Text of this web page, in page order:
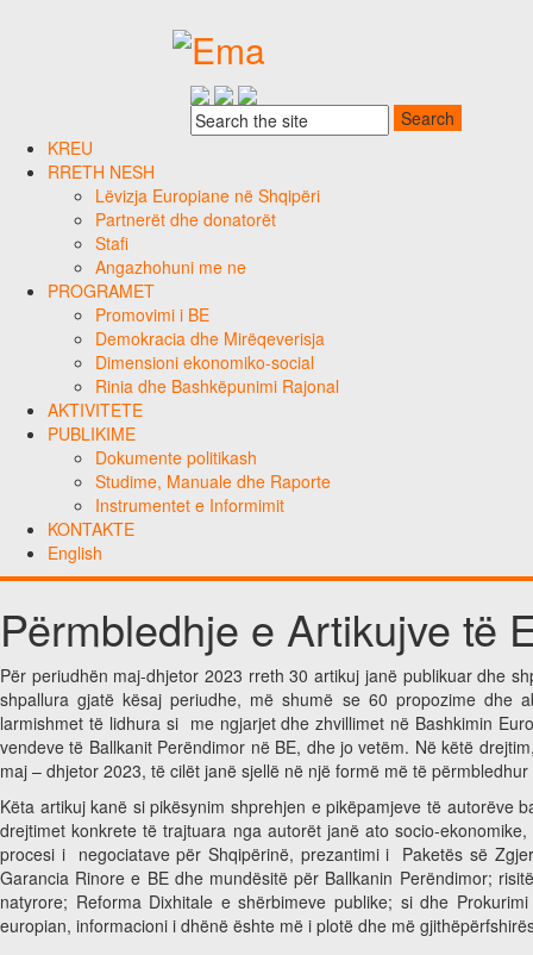
KREU
RRETH NESH
Lëvizja Europiane në Shqipëri
Partnerët dhe donatorët
Stafi
Angazhohuni me ne
PROGRAMET
Promovimi i BE
Demokracia dhe Mirëqeverisja
Dimensioni ekonomiko-social
Rinia dhe Bashkëpunimi Rajonal
AKTIVITETE
PUBLIKIME
Dokumente politikash
Studime, Manuale dhe Raporte
Instrumentet e Informimit
KONTAKTE
English
Përmbledhje e Artikujve të
Për periudhën maj-dhjetor 2023 rreth 30 artikuj janë publikuar dhe
shpallura gjatë kësaj periudhe, më shumë se 60 propozime
larmishmet të lidhura si me ngjarjet dhe zhvillimet në Bashkimin
vendeve të Ballkanit Perëndimor në BE, dhe jo vetëm. Në këtë
maj – dhjetor 2023, të cilët janë sjellë në një formë më të
Këta artikuj kanë si pikësynim shprehjen e pikëpamjeve të autorëve
drejtimet konkrete të trajtuara nga autorët janë ato socio-
procesi i negociatave për Shqipërinë, prezantimi i Paketës së
Garancia Rinore e BE dhe mundësitë për Ballkanin Perëndimor;
natyrore; Reforma Dixhitale e shërbimeve publike; si dhe
europian, informacioni i dhënë ështe më i plotë dhe më